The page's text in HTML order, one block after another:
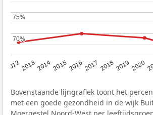
201220132014201520162017 20182019 2020
70%
70%
75%
75%
Bovenstaande lijngrafiek toont het
met een goede gezondheid in de wijk
Moergestel Noord-West per